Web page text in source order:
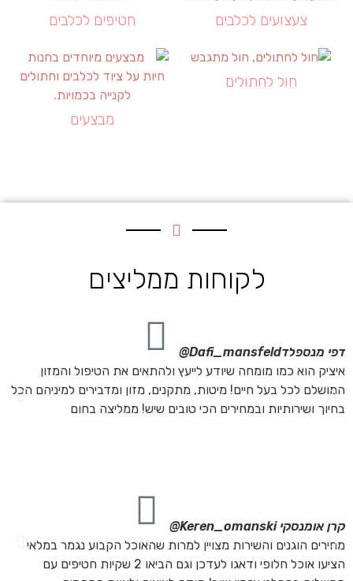
צעצועים לכלבים חטיפים לכלבים
חול לחתולים
מבצעים
לקוחות ממליצים
דפי מנספלדDafi_mansfeld@
איציק הוא כמו מומחה שיודע לייעץ ולהתאים את הטיפול והמזון
המושלם לכל בעל חיים! מיטות, מתקנים, מזון ומדבירים למיניהם הכל
בחיוך ושירותיות ובמחירים הכי טובים שיש! ממליצה בחום
קרן אומנסקיKeren_omanski@
מחירים הוגנים והשירות מצויין למרות שהאוכל הקבוע נגמר במלאי
הציעו אוכל חלופי ודאגו לעדכן וגם הביאו 2 שקיות חטיפים עם